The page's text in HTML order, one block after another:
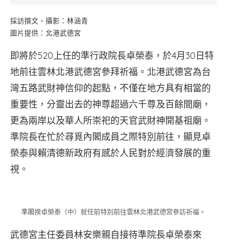
採訪撰文、攝影：林涵青
圖片提供：北港武德宮
即將於520上任的準行政院長卓榮泰，於4月30日特
地前往雲林北港武德宮參拜祈福。北港武德宮為台
灣五路武財神信仰的起點，不僅在地方具有相當的
重要性，分靈出去的神尊超過六千尊及百餘間廟，
更為兩岸以及華人所崇祀的天官武財神開基祖廟。
準院長在忙於尋覓內閣成員之際特別前往，顯見卓
榮泰與賴清德新政府有感於人民對於經濟發展的重
視。
準閣揆卓榮泰（中）就任前特別前往雲林北港武德宮參訪祈福。
武德宮主任委員林安樂親自接待準院長卓榮泰來